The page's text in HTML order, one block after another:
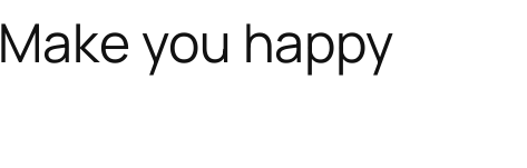
Make you happy